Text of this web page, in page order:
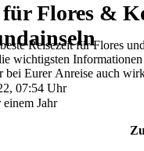
für Flores &
Reisezeit für Flores
wichtigsten
bei Eurer Anreise auch
07:54 Uhr
Jahr